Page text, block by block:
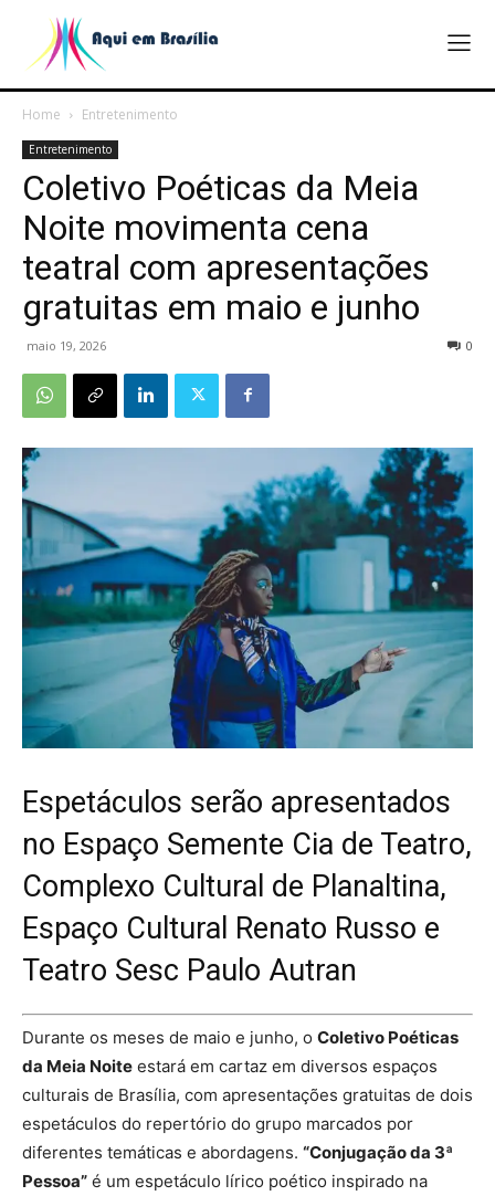
Home Entretenimento
Entretenimento
Coletivo Poéticas da Meia
Noite movimenta cena
teatral com apresentações
gratuitas em maio e junho
maio 19, 2026 0
Espetáculos serão apresentados
no Espaço Semente Cia de Teatro,
Complexo Cultural de Planaltina,
Espaço Cultural Renato Russo e
Teatro Sesc Paulo Autran
Durante os meses de maio e junho, o Coletivo Poéticas
da Meia Noite estará em cartaz em diversos espaços
culturais de Brasília, com apresentações gratuitas de dois
espetáculos do repertório do grupo marcados por
diferentes temáticas e abordagens. “Conjugação da 3ª
Pessoa” é um espetáculo lírico poético inspirado na